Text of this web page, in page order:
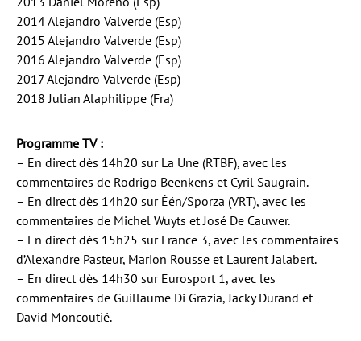
2014 Alejandro Valverde (Esp)
2015 Alejandro Valverde (Esp)
2016 Alejandro Valverde (Esp)
2017 Alejandro Valverde (Esp)
2018 Julian Alaphilippe (Fra)
Programme TV :
– En direct dès 14h20 sur La Une (RTBF), avec les
commentaires de Rodrigo Beenkens et Cyril Saugrain.
– En direct dès 14h20 sur Één/Sporza (VRT), avec les
commentaires de Michel Wuyts et José De Cauwer.
– En direct dès 15h25 sur France 3, avec les commentaires
d’Alexandre Pasteur, Marion Rousse et Laurent Jalabert.
– En direct dès 14h30 sur Eurosport 1, avec les
commentaires de Guillaume Di Grazia, Jacky Durand et
David Moncoutié.